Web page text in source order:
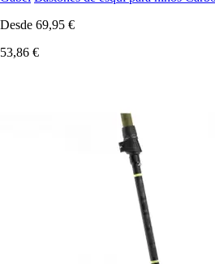
Desde 69,95 €
53,86 €